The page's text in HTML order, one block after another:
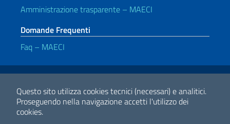
Questo sito utilizza cookies tecnici (necessari) e analitici.
Proseguendo nella navigazione accetti l'utilizzo dei
cookies.
Amministrazione trasparente – MAECI
Domande Frequenti
Faq – MAECI
Link Utili